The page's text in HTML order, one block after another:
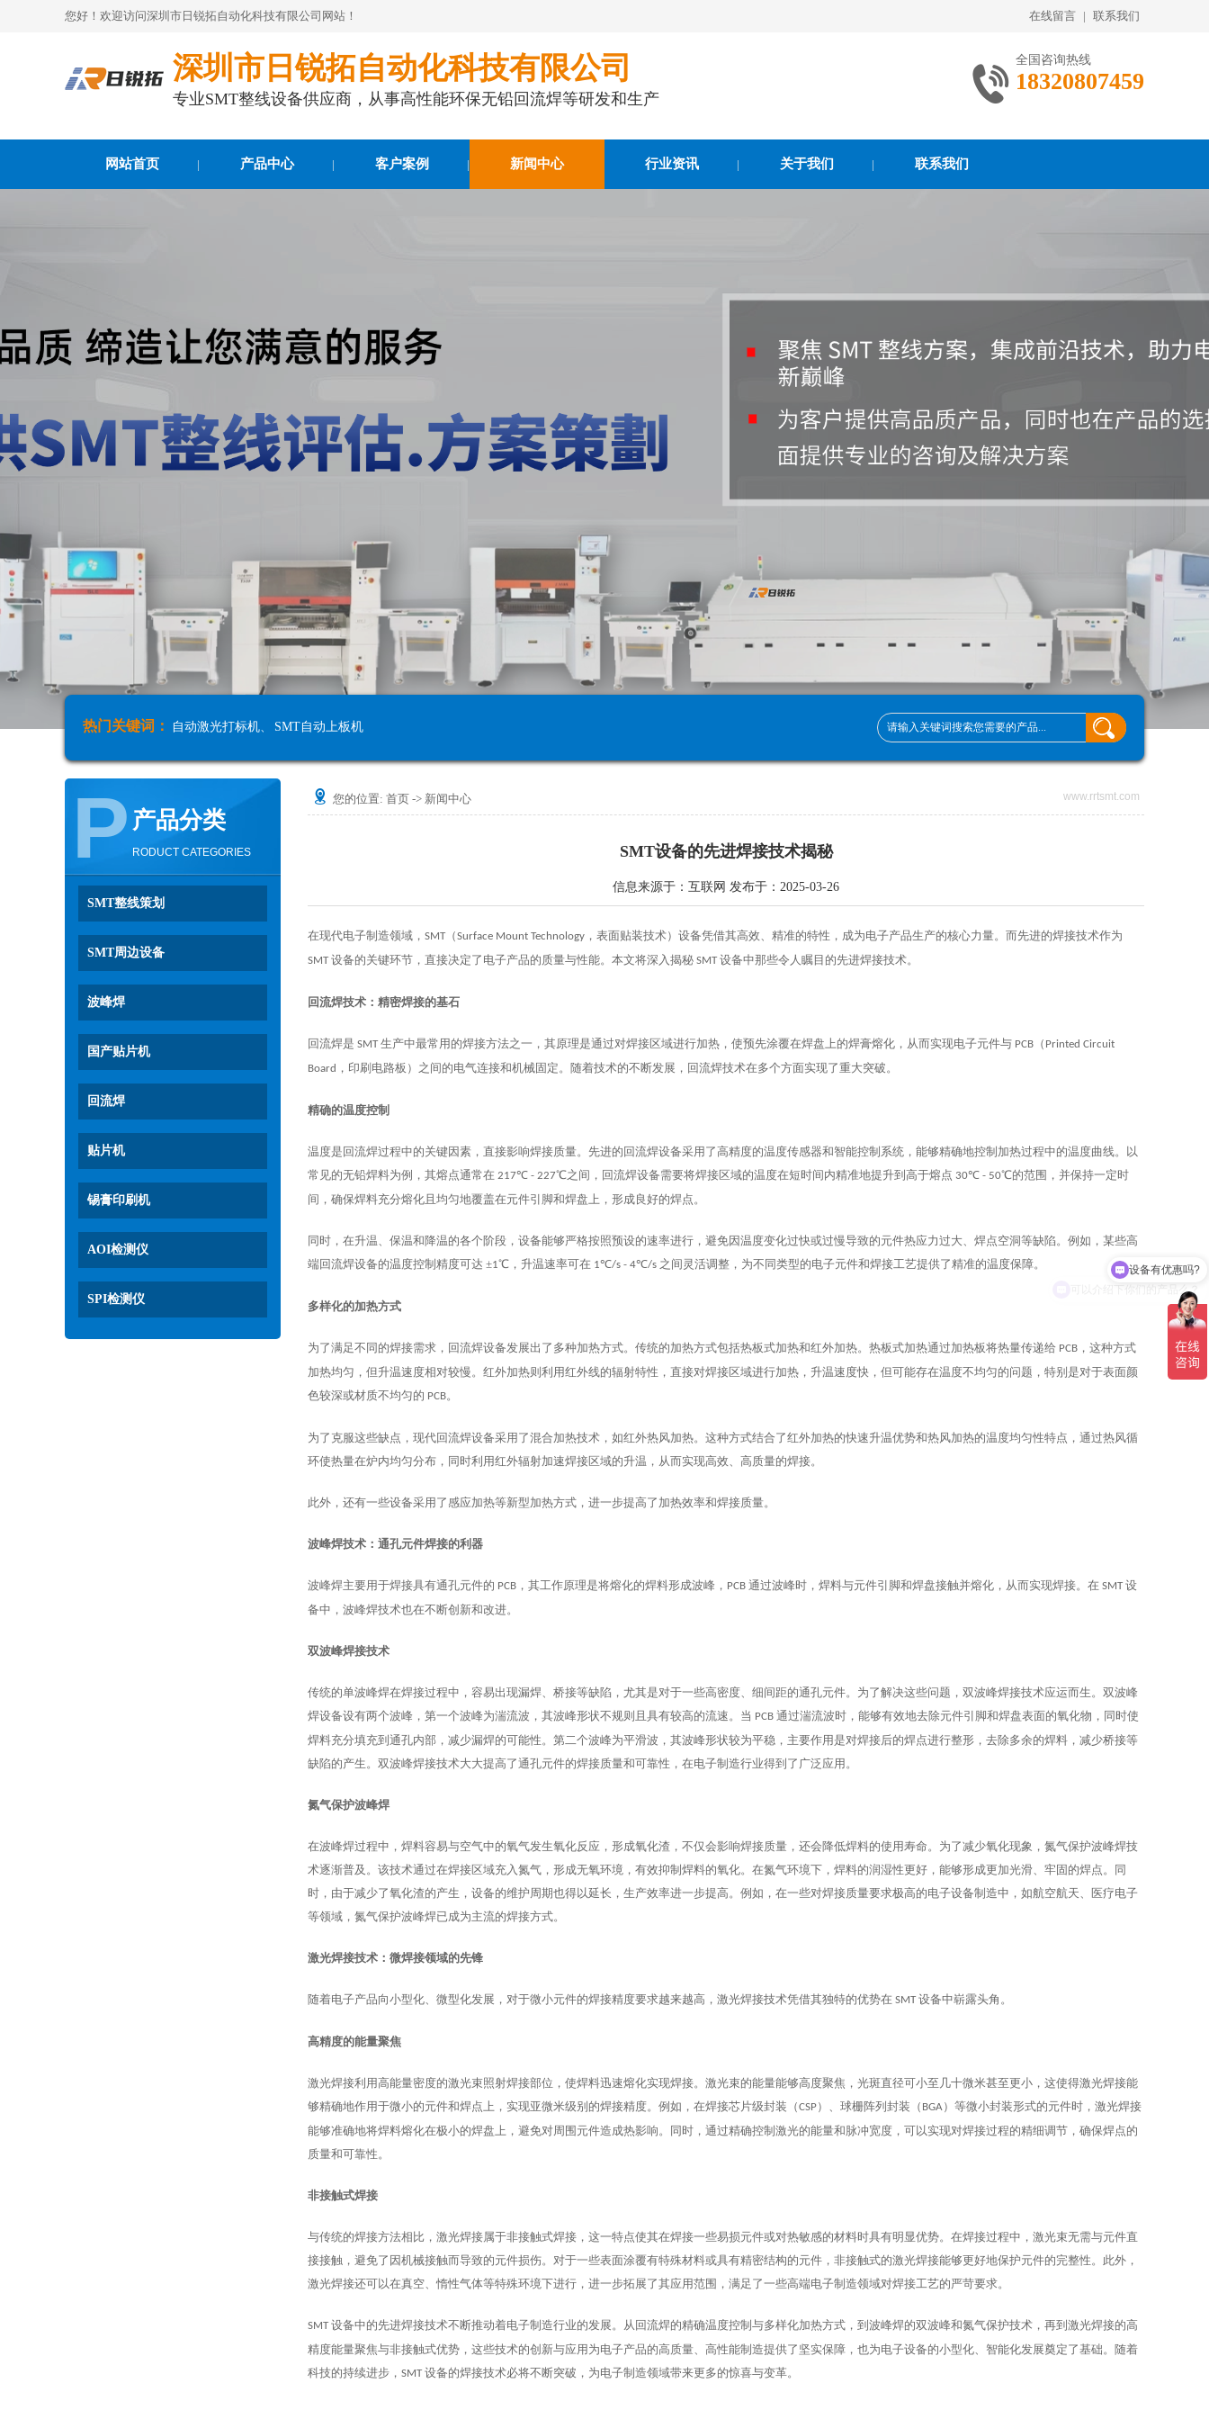
您好！欢迎访问深圳市日锐拓自动化科技有限公司网站！ 在线留言 | 联系我们
深圳市日锐拓自动化科技有限公司
专业SMT整线设备供应商，从事高性能环保无铅回流焊等研发和生产
全国咨询热线
18320807459
网站首页 产品中心 客户案例 新闻中心 行业资讯 关于我们 联系我们
热门关键词： 自动激光打标机、 SMT自动上板机
P 产品分类
RODUCT CATEGORIES
SMT整线策划
SMT周边设备
波峰焊
国产贴片机
回流焊
贴片机
锡膏印刷机
AOI检测仪
SPI检测仪
您的位置: 首页 -> 新闻中心 www.rrtsmt.com
SMT设备的先进焊接技术揭秘
信息来源于：互联网 发布于：2025-03-26
在现代电子制造领域， SMT（Surface Mount Technology ，表面贴装技术）设备凭借其高效、精准的特性，成为电子产品生产的核心力量。而先进的焊接技术作为
SMT设备的关键环节，直接决定了电子产品的质量与性能。本文将深入揭秘 SMT设备中那些令人瞩目的先进焊接技术。
回流焊技术：精密焊接的基石
回流焊是 SMT生产中最常用的焊接方法之一，其原理是通过对焊接区域进行加热，使预先涂覆在焊盘上的焊膏熔化，从而实现电子元件与 PCB （ Printed Circuit
Board ，印刷电路板）之间的电气连接和机械固定。随着技术的不断发展，回流焊技术在多个方面实现了重大突破。
精确的温度控制
温度是回流焊过程中的关键因素，直接影响焊接质量。先进的回流焊设备采用了高精度的温度传感器和智能控制系统，能够精确地控制加热过程中的温度曲线。以
常见的无铅焊料为例，其熔点通常在 217℃ - 227℃之间，回流焊设备需要将焊接区域的温度在短时间内精准地提升到高于熔点 30℃ - 50℃的范围，并保持一定时
间，确保焊料充分熔化且均匀地覆盖在元件引脚和焊盘上，形成良好的焊点。
同时，在升温、保温和降温的各个阶段，设备能够严格按照预设的速率进行，避免因温度变化过快或过慢导致的元件热应力过大、焊点空洞等缺陷。例如，某些高
端回流焊设备的温度控制精度可达 ±1℃，升温速率可在 1℃/s - 4℃/s 之间灵活调整，为不同类型的电子元件和焊接工艺提供了精准的温度保障。
多样化的加热方式
为了满足不同的焊接需求，回流焊设备发展出了多种加热方式。传统的加热方式包括热板式加热和红外加热。热板式加热通过加热板将热量传递给 PCB ，这种方式
加热均匀，但升温速度相对较慢。红外加热则利用红外线的辐射特性，直接对焊接区域进行加热，升温速度快，但可能存在温度不均匀的问题，特别是对于表面颜
色较深或材质不均匀的 PCB。
为了克服这些缺点，现代回流焊设备采用了混合加热技术，如红外热风加热。这种方式结合了红外加热的快速升温优势和热风加热的温度均匀性特点，通过热风循
环使热量在炉内均匀分布，同时利用红外辐射加速焊接区域的升温，从而实现高效、高质量的焊接。
此外，还有一些设备采用了感应加热等新型加热方式，进一步提高了加热效率和焊接质量。
波峰焊技术：通孔元件焊接的利器
波峰焊主要用于焊接具有通孔元件的 PCB ，其工作原理是将熔化的焊料形成波峰， PCB 通过波峰时，焊料与元件引脚和焊盘接触并熔化，从而实现焊接。在 SMT设
备中，波峰焊技术也在不断创新和改进。
双波峰焊接技术
传统的单波峰焊在焊接过程中，容易出现漏焊、桥接等缺陷，尤其是对于一些高密度、细间距的通孔元件。为了解决这些问题，双波峰焊接技术应运而生。双波峰
焊设备设有两个波峰，第一个波峰为湍流波，其波峰形状不规则且具有较高的流速。当 PCB 通过湍流波时，能够有效地去除元件引脚和焊盘表面的氧化物，同时使
焊料充分填充到通孔内部，减少漏焊的可能性。第二个波峰为平滑波，其波峰形状较为平稳，主要作用是对焊接后的焊点进行整形，去除多余的焊料，减少桥接等
缺陷的产生。双波峰焊接技术大大提高了通孔元件的焊接质量和可靠性，在电子制造行业得到了广泛应用。
氮气保护波峰焊
在波峰焊过程中，焊料容易与空气中的氧气发生氧化反应，形成氧化渣，不仅会影响焊接质量，还会降低焊料的使用寿命。为了减少氧化现象，氮气保护波峰焊技
术逐渐普及。该技术通过在焊接区域充入氮气，形成无氧环境，有效抑制焊料的氧化。在氮气环境下，焊料的润湿性更好，能够形成更加光滑、牢固的焊点。同
时，由于减少了氧化渣的产生，设备的维护周期也得以延长，生产效率进一步提高。例如，在一些对焊接质量要求极高的电子设备制造中，如航空航天、医疗电子
等领域，氮气保护波峰焊已成为主流的焊接方式。
激光焊接技术：微焊接领域的先锋
随着电子产品向小型化、微型化发展，对于微小元件的焊接精度要求越来越高，激光焊接技术凭借其独特的优势在 SMT设备中崭露头角。
高精度的能量聚焦
激光焊接利用高能量密度的激光束照射焊接部位，使焊料迅速熔化实现焊接。激光束的能量能够高度聚焦，光斑直径可小至几十微米甚至更小，这使得激光焊接能
够精确地作用于微小的元件和焊点上，实现亚微米级别的焊接精度。例如，在焊接芯片级封装（CSP）、球栅阵列封装（ BGA）等微小封装形式的元件时，激光焊接
能够准确地将焊料熔化在极小的焊盘上，避免对周围元件造成热影响。同时，通过精确控制激光的能量和脉冲宽度，可以实现对焊接过程的精细调节，确保焊点的
质量和可靠性。
非接触式焊接
与传统的焊接方法相比，激光焊接属于非接触式焊接，这一特点使其在焊接一些易损元件或对热敏感的材料时具有明显优势。在焊接过程中，激光束无需与元件直
接接触，避免了因机械接触而导致的元件损伤。对于一些表面涂覆有特殊材料或具有精密结构的元件，非接触式的激光焊接能够更好地保护元件的完整性。此外，
激光焊接还可以在真空、惰性气体等特殊环境下进行，进一步拓展了其应用范围，满足了一些高端电子制造领域对焊接工艺的严苛要求。
SMT设备中的先进焊接技术不断推动着电子制造行业的发展。从回流焊的精确温度控制与多样化加热方式，到波峰焊的双波峰和氮气保护技术，再到激光焊接的高
精度能量聚焦与非接触式优势，这些技术的创新与应用为电子产品的高质量、高性能制造提供了坚实保障，也为电子设备的小型化、智能化发展奠定了基础。随着
科技的持续进步， SMT设备的焊接技术必将不断突破，为电子制造领域带来更多的惊喜与变革。
可以介绍下你们的产品么？
设备有优惠吗?